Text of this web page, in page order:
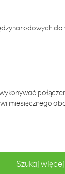
miesięcznego
Szukaj